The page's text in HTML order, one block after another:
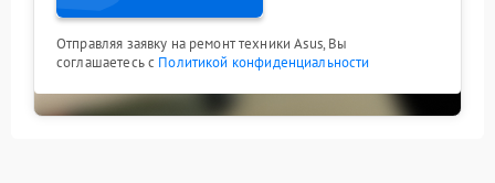
Отправляя заявку на ремонт техники Asus, Вы
соглашаетесь с Политикой конфиденциальности